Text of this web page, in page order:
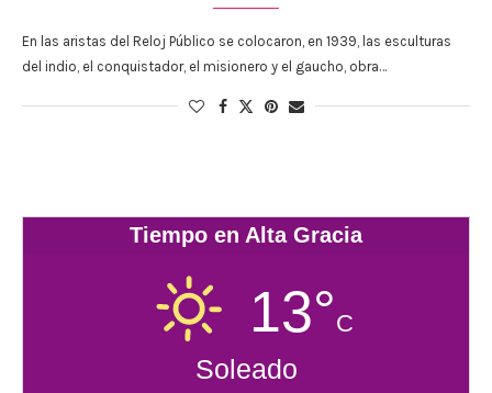
En las aristas del Reloj Público se colocaron, en 1939, las esculturas
del indio, el conquistador, el misionero y el gaucho, obra…
Tiempo en Alta Gracia
13°C
Soleado